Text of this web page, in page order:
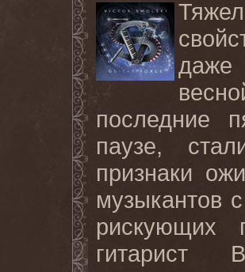
даже
последние
паузе,
признаки
музыкантов
рискующих
гитарист